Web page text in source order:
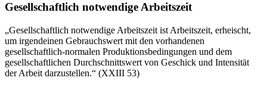
Gesellschaftlich notwendige Arbeitszeit
„Gesellschaftlich notwendige Arbeitszeit ist Arbeitszeit, erheischt,
um irgendeinen Gebrauchswert mit den vorhandenen
gesellschaftlich-normalen Produktionsbedingungen und dem
gesellschaftlichen Durchschnittswert von Geschick und Intensität
der Arbeit darzustellen.“ (XXIII 53)